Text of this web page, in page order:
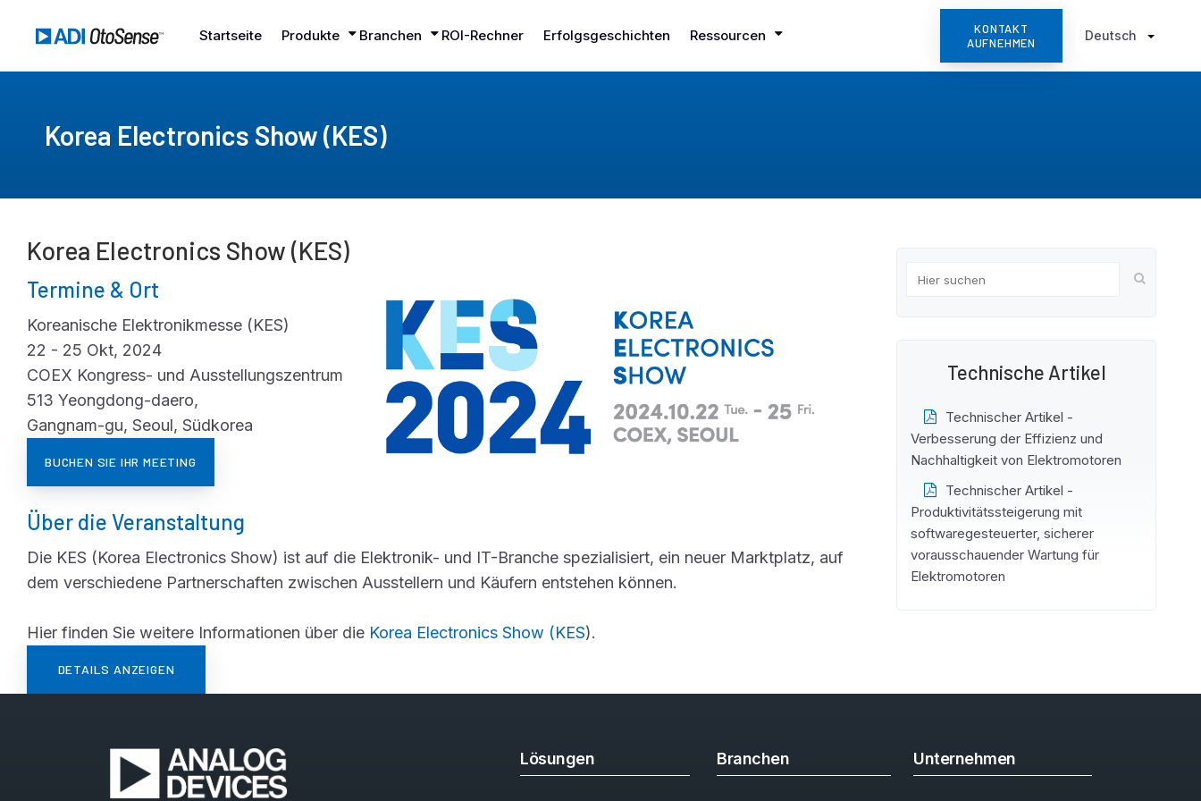
Deutsch
Startseite Produkte Branchen ROI-Rechner Erfolgsgeschichten Ressourcen
KONTAKT
AUFNEHMEN
Korea Electronics Show (KES)
Korea Electronics Show (KES)
Termine & Ort
Koreanische Elektronikmesse (KES)
22 - 25 Okt, 2024
COEX Kongress- und Ausstellungszentrum
513 Yeongdong-daero,
Gangnam-gu, Seoul, Südkorea
BUCHEN SIE IHR MEETING
Über die Veranstaltung
Die KES (Korea Electronics Show) ist auf die Elektronik- und IT-Branche spezialisiert, ein neuer Marktplatz, auf
dem verschiedene Partnerschaften zwischen Ausstellern und Käufern entstehen können.
Hier finden Sie weitere Informationen über die Korea Electronics Show (KES).
DETAILS ANZEIGEN
Technische Artikel
Technischer Artikel -
Verbesserung der Effizienz und
Nachhaltigkeit von Elektromotoren
Technischer Artikel -
Produktivitätssteigerung mit
softwaregesteuerter, sicherer
vorausschauender Wartung für
Elektromotoren
Lösungen Branchen Unternehmen